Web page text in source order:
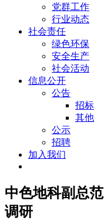
党群工作
行业动态
社会责任
绿色环保
安全生产
社会活动
信息公开
公告
招标
其他
公示
招聘
加入我们
中色地科副总
调研